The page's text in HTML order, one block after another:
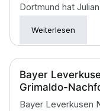
Dortmund hat
Weiterlesen
Bayer
Grimaldo-
Bayer Leverkusen